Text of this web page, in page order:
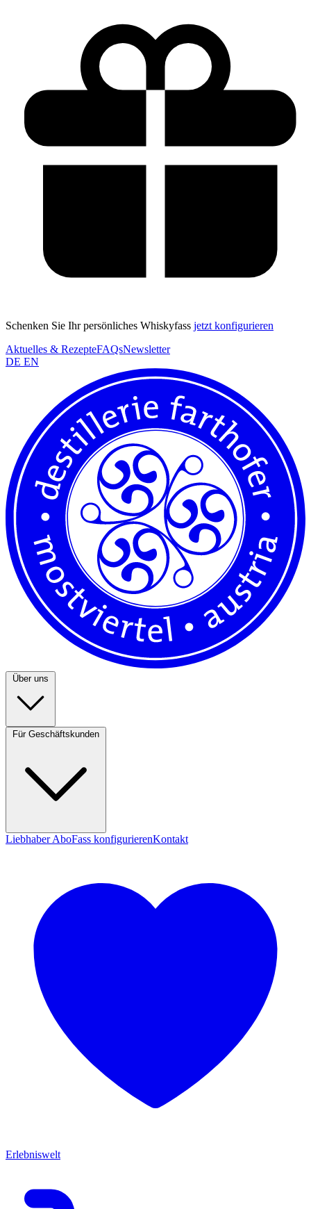
Schenken Sie Ihr persönliches Whiskyfass jetzt konfigurieren
Aktuelles & RezepteFAQsNewsletter
DE EN
Liebhaber AboFass konfigurierenKontakt
Erlebniswelt